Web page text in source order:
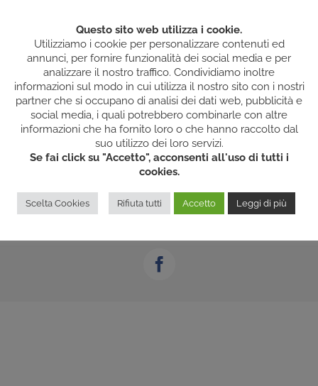
Facebook
Questo sito web utilizza i cookie.
Utilizziamo i cookie per personalizzare contenuti ed
annunci, per fornire funzionalità dei social media e per
analizzare il nostro traffico. Condividiamo inoltre
informazioni sul modo in cui utilizza il nostro sito con i nostri
partner che si occupano di analisi dei dati web, pubblicità e
social media, i quali potrebbero combinarle con altre
informazioni che ha fornito loro o che hanno raccolto dal
suo utilizzo dei loro servizi.
Se fai click su "Accetto", acconsenti all'uso di tutti i
cookies.
Scelta Cookies Rifiuta tutti Accetto Leggi di più